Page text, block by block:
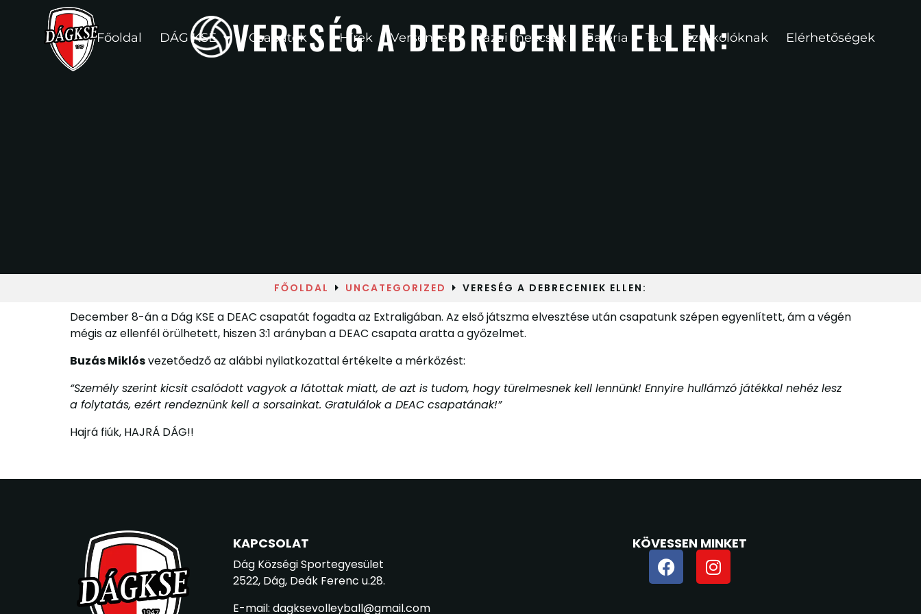
Főoldal DÁG KSE Csapatok Hírek Versenyek Hazai meccsek Galéria Tao Szurkolóknak Elérhetőségek
VERESÉG A DEBRECENIEK ELLEN:
FŐOLDAL UNCATEGORIZED VERESÉG A DEBRECENIEK ELLEN:
December 8-án a Dág KSE a DEAC csapatát fogadta az Extraligában. Az első játszma elvesztése után csapatunk szépen egyenlített, ám a végén
mégis az ellenfél örülhetett, hiszen 3:1 arányban a DEAC csapata aratta a győzelmet.
Buzás Miklósvezetőedző az alábbi nyilatkozattal értékelte a mérkőzést:
“Személy szerint kicsit csalódott vagyok a látottak miatt, de azt is tudom, hogy türelmesnek kell lennünk! Ennyire hullámzó játékkal nehéz lesz
a folytatás, ezért rendeznünk kell a sorsainkat. Gratulálok a DEAC csapatának!”
Hajrá fiúk, HAJRÁ DÁG!!
KAPCSOLAT
Dág Községi Sportegyesület
2522, Dág, Deák Ferenc u.28.
E-mail: dagksevolleyball@gmail.com
KÖVESSEN MINKET